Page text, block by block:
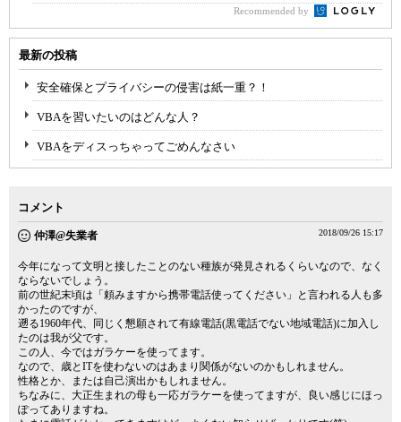
Recommended by
最新の投稿
安全確保とプライバシーの侵害は紙一重？！
VBAを習いたいのはどんな人？
VBAをディスっちゃってごめんなさい
コメント
仲澤@失業者 2018/09/26 15:17
今年になって文明と接したことのない種族が発見されるくらいなので、なく
ならないでしょう。
前の世紀末頃は「頼みますから携帯電話使ってください」と言われる人も多
かったのですが、
遡る1960年代、同じく懇願されて有線電話(黒電話でない地域電話)に加入し
たのは我が父です。
この人、今ではガラケーを使ってます。
なので、歳とITを使わないのはあまり関係がないのかもしれません。
性格とか、または自己演出かもしれません。
ちなみに、大正生まれの母も一応ガラケーを使ってますが、良い感じにほっ
ぽってありますね。